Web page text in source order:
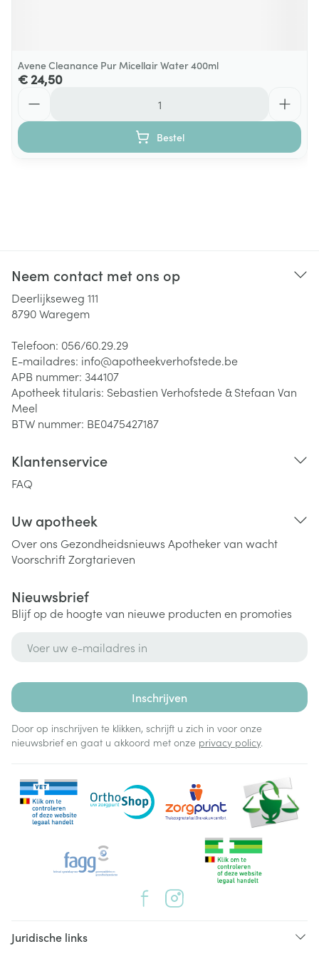
Avene Cleanance Pur Micellair Water 400ml
€ 24,50
Bestel
Neem contact met ons op
Deerlijkseweg 111
8790Waregem
Telefoon: 056/60.29.29
E-mailadres: info@apotheekverhofstede.be
APB nummer: 344107
Apotheek titularis: Sebastien Verhofstede & Stefaan Van
Meel
BTW nummer: BE0475427187
Klantenservice
FAQ
Uw apotheek
Over ons Gezondheidsnieuws Apotheker van wacht
VoorschriftZorgtarieven
Nieuwsbrief
Blijf op de hoogte van nieuwe producten en promoties
Inschrijven
Door op inschrijven te klikken, schrijft u zich in voor onze
nieuwsbrief en gaat u akkoord met onze privacy policy.
Juridische links